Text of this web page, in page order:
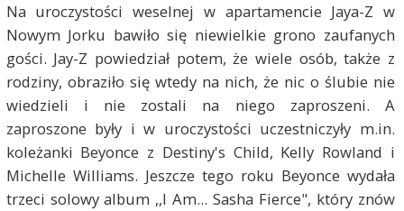
Na uroczystości weselnej w apartamencie Jaya-Z w
Nowym Jorku bawiło się niewielkie grono zaufanych
gości. Jay-Z powiedział potem, że wiele osób, także z
rodziny, obraziło się wtedy na nich, że nic o ślubie nie
wiedzieli i nie zostali na niego zaproszeni. A
zaproszone były i w uroczystości uczestniczyły m.in.
koleżanki Beyonce z Destiny's Child, Kelly Rowland i
Michelle Williams. Jeszcze tego roku Beyonce wydała
trzeci solowy album ,,I Am... Sasha Fierce", który znów